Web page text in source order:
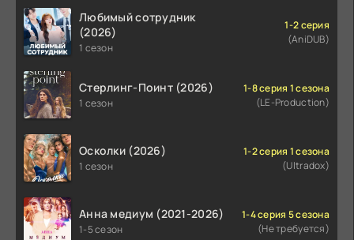
Любимый сотрудник
(2026)
1 сезон
1-2 серия
(AniDUB)
Стерлинг-Поинт (2026)
1 сезон
1-8 серия 1 сезона
(LE-Production)
Осколки (2026)
1 сезон
1-2 серия 1 сезона
(Ultradox)
Анна медиум (2021-2026)
1-5 сезон
1-4 серия 5 сезона
(Не требуется)